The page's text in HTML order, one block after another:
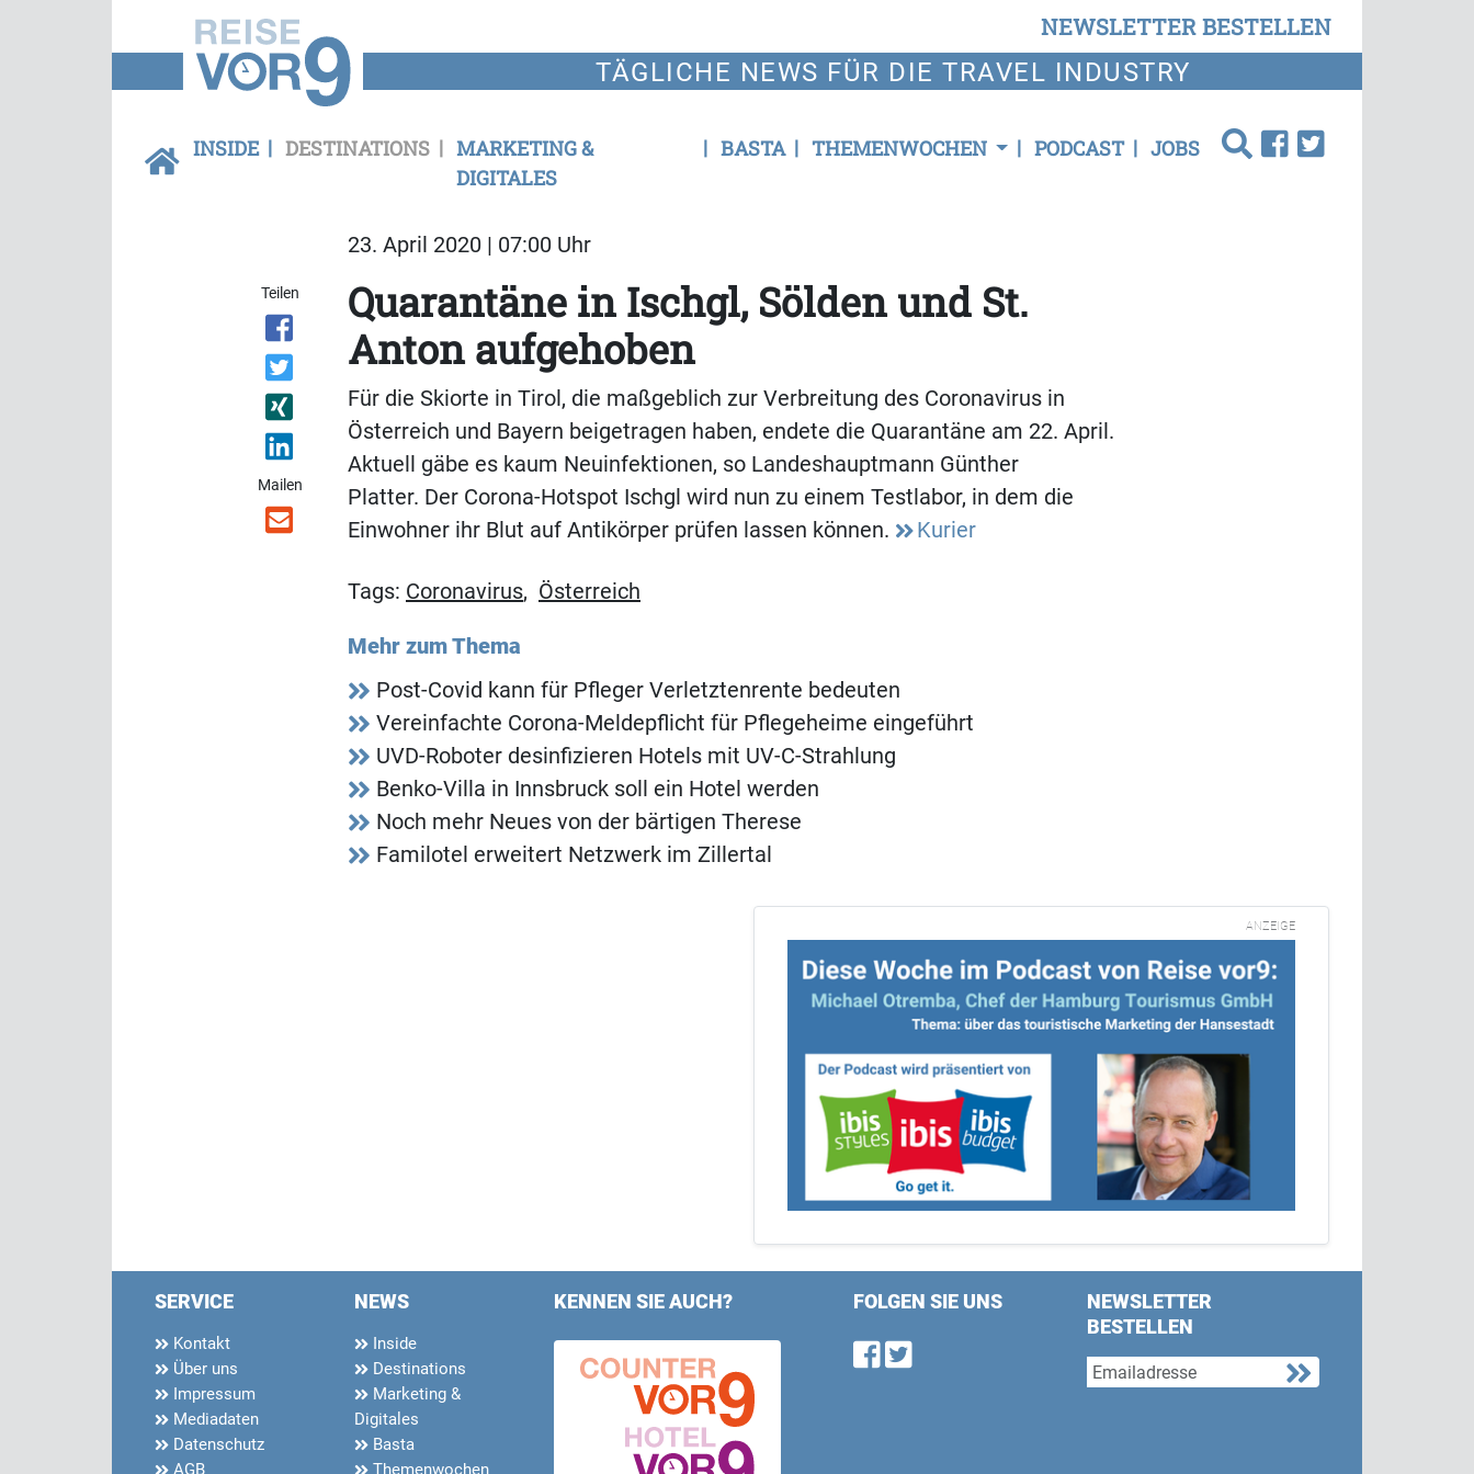
NEWSLETTER BESTELLEN
TÄGLICHE NEWS FÜR DIE TRAVEL INDUSTRY
INSIDE DESTINATIONS
MARKETING &
DIGITALES
BASTA THEMENWOCHEN PODCAST JOBS
23. April 2020 | 07:00 Uhr
Teilen
Mailen
Quarantäne in Ischgl, Sölden und St.
Anton aufgehoben
Für die Skiorte in Tirol, die maßgeblich zur Verbreitung des Coronavirus in
Österreich und Bayern beigetragen haben, endete die Quarantäne am 22. April.
Aktuell gäbe es kaum Neuinfektionen, so Landeshauptmann Günther
Platter. Der Corona-Hotspot Ischgl wird nun zu einem Testlabor, in dem die
Einwohner ihr Blut auf Antikörper prüfen lassen können.
Kurier
Tags: Coronavirus, Österreich
Mehr zum Thema
Post-Covid kann für Pfleger Verletztenrente bedeuten
Vereinfachte Corona-Meldepflicht für Pflegeheime eingeführt
UVD-Roboter desinfizieren Hotels mit UV-C-Strahlung
Benko-Villa in Innsbruck soll ein Hotel werden
Noch mehr Neues von der bärtigen Therese
Familotel erweitert Netzwerk im Zillertal
ANZEIGE
SERVICE
Kontakt
Über uns
Impressum
Mediadaten
Datenschutz
AGB
NEWS
Inside
Destinations
Marketing &
Digitales
Basta
Themenwochen
KENNEN SIE AUCH? FOLGEN SIE UNS
Find us on Facebook
Follow us on Twitter
NEWSLETTER
BESTELLEN